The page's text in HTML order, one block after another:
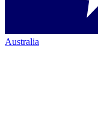
Australia